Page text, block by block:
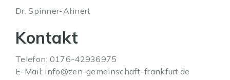
Dr. Spinner-Ahnert
Kontakt
Telefon: 0176-42936975
E-Mail: info@zen-gemeinschaft-frankfurt.de